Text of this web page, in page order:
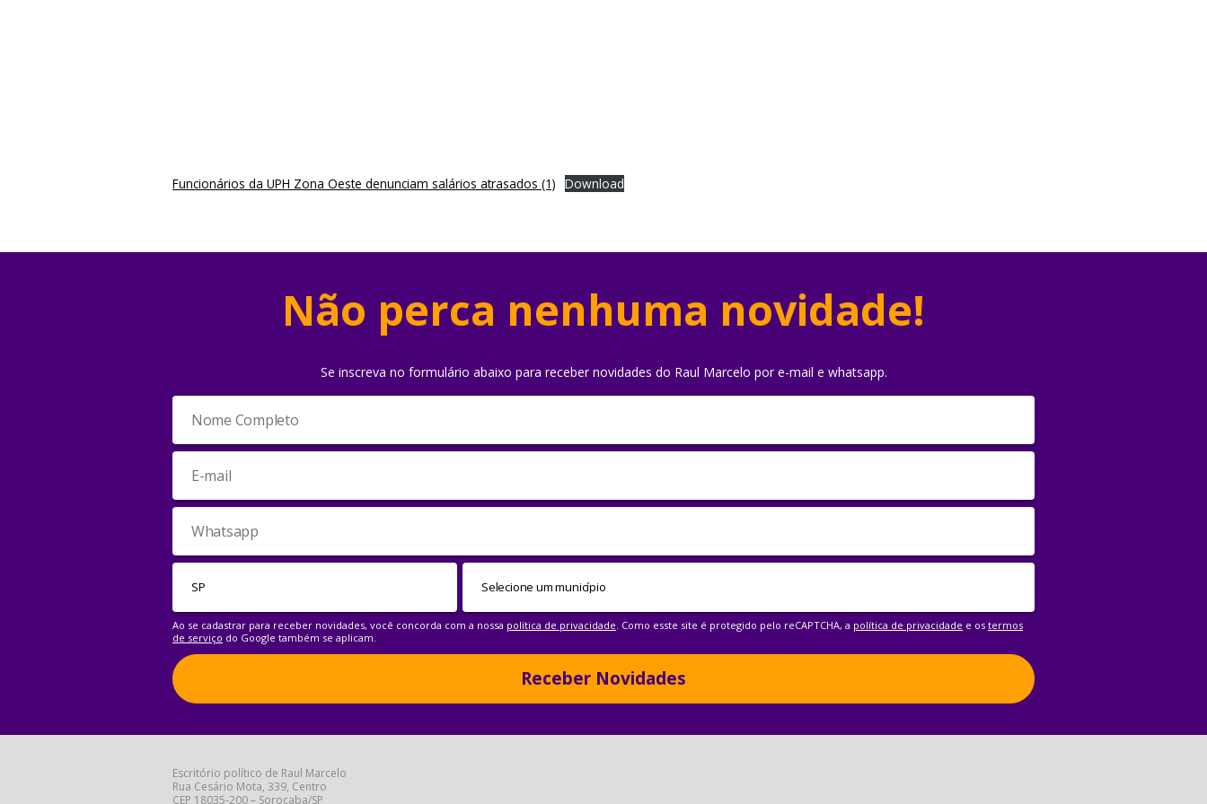
Funcionários da UPH Zona Oeste denunciam salários atrasados (1) Download
Não perca nenhuma novidade!
Se inscreva no formulário abaixo para receber novidades do Raul Marcelo por e-mail e whatsapp.
Ao se cadastrar para receber novidades, você concorda com a nossa política de privacidade . Como esste site é protegido pelo reCAPTCHA, a política de privacidade e os termos
de serviço do Google também se aplicam.
Receber Novidades
Escritório político de Raul Marcelo
Rua Cesário Mota, 339, Centro
CEP 18035-200 – Sorocaba/SP